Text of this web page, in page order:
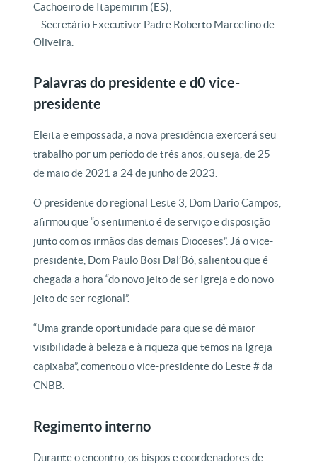
Cachoeiro de Itapemirim (ES);
– Secretário Executivo: Padre Roberto Marcelino de
Oliveira.
Palavras do presidente e d0 vice-
presidente
Eleita e empossada, a nova presidência exercerá seu
trabalho por um período de três anos, ou seja, de 25
de maio de 2021 a 24 de junho de 2023.
O presidente do regional Leste 3, Dom Dario Campos,
afirmou que “o sentimento é de serviço e disposição
junto com os irmãos das demais Dioceses”. Já o vice-
presidente, Dom Paulo Bosi Dal’Bó, salientou que é
chegada a hora “do novo jeito de ser Igreja e do novo
jeito de ser regional”.
“Uma grande oportunidade para que se dê maior
visibilidade à beleza e à riqueza que temos na Igreja
capixaba”, comentou o vice-presidente do Leste # da
CNBB.
Regimento interno
Durante o encontro, os bispos e coordenadores de